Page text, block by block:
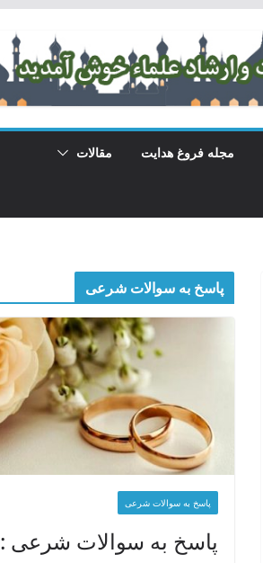
مجله فروغ هدایت مقالات
پاسخ به سوالات شرعی
پاسخ به سوالات شرعی
پاسخ به سوالات شرعی :